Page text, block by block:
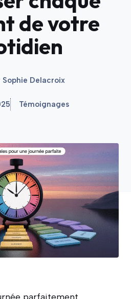
de votre
Sophie Delacroix
Témoignages